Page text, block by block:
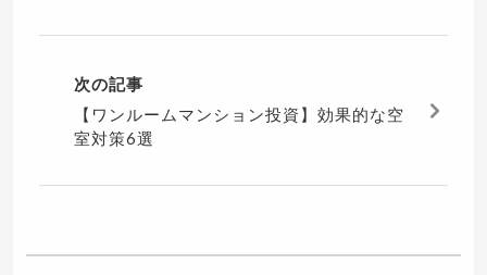
次の記事
【ワンルームマンション投資】効果的な空
室対策6選